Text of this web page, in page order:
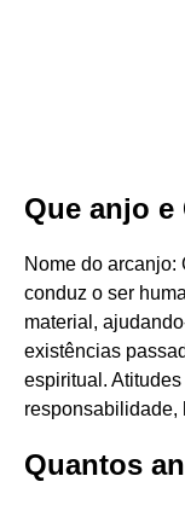
Que anjo
Nome do arcanjo:
conduz o ser
material,
existências
espiritual.
responsabilidade,
Quantos